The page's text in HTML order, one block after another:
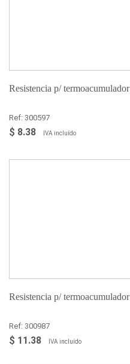
Resistencia p/
Ref: 300597
$ 8.38 IVA incluído
Resistencia p/
Ref: 300987
$ 11.38 IVA incluído